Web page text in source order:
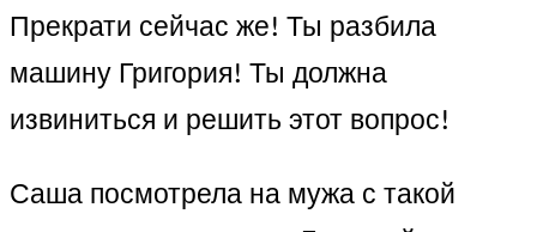
Прекрати сейчас же! Ты разбила
машину Григория! Ты должна
извиниться и решить этот вопрос!
Саша посмотрела на мужа с такой